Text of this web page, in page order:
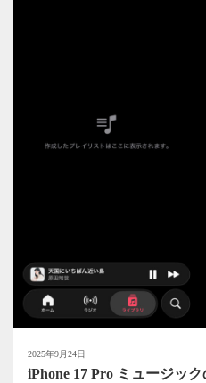
2025年9月24日
iPhone 17 Pro ミュージッ